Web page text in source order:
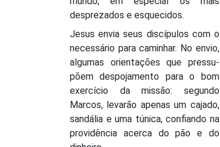
desprezados e esquecidos.
Jesus envia seus discípulos com o
necessário para caminhar. No envio,
algumas orientações que pressu-
põem despojamento para o bom
exercício da missão: segundo
Marcos, levarão apenas um cajado,
sandália e uma túnica, confiando na
providência acerca do pão e do